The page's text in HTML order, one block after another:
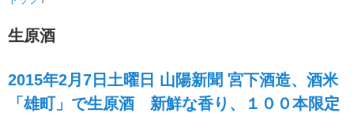
生原酒
2015年2月7日土曜日 山陽新聞 宮下酒造、酒米
「雄町」で生原酒 新鮮な香り、１００本限定